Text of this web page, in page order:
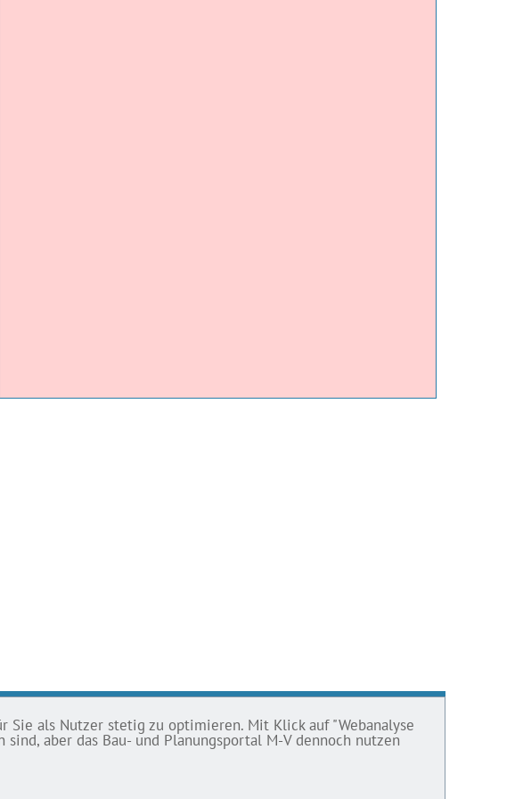
Sie als Nutzer stetig zu optimieren. Mit Klick auf "Webanalyse
aber das Bau- und Planungsportal M-V dennoch nutzen